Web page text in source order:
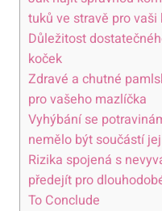
tuků ve stravě pro vaši
Důležitost
koček
Zdravé a chutné
pro vašeho mazlíčka
Vyhýbání se
nemělo být součástí
Rizika spojená s
předejít pro
To Conclude